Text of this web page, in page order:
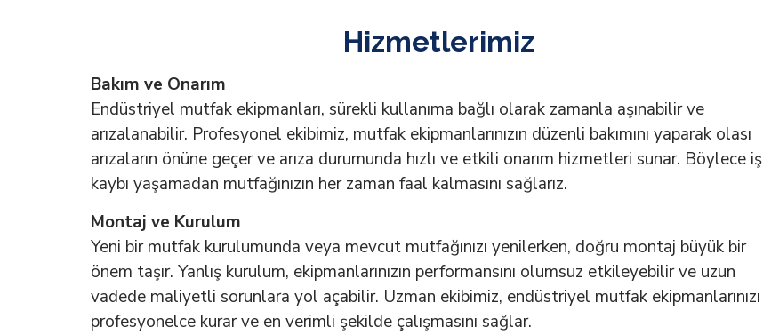
Hizmetlerimiz
Bakım ve Onarım
Endüstriyel mutfak ekipmanları, sürekli kullanıma bağlı olarak zamanla aşınabilir ve
arızalanabilir. Profesyonel ekibimiz, mutfak ekipmanlarınızın düzenli bakımını yaparak olası
arızaların önüne geçer ve arıza durumunda hızlı ve etkili onarım hizmetleri sunar. Böylece iş
kaybı yaşamadan mutfağınızın her zaman faal kalmasını sağlarız.
Montaj ve Kurulum
Yeni bir mutfak kurulumunda veya mevcut mutfağınızı yenilerken, doğru montaj büyük bir
önem taşır. Yanlış kurulum, ekipmanlarınızın performansını olumsuz etkileyebilir ve uzun
vadede maliyetli sorunlara yol açabilir. Uzman ekibimiz, endüstriyel mutfak ekipmanlarınızı
profesyonelce kurar ve en verimli şekilde çalışmasını sağlar.